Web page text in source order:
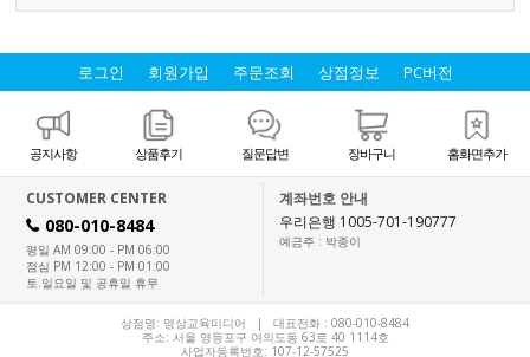
로그인 회원가입 주문조회 상점정보 PC버전
공지사항 상품후기 질문답변 장바구니 홈화면추가
CUSTOMER CENTER
H 080-010-8484
평일 AM 09:00 - PM 06:00
점심 PM 12:00 - PM 01:00
토.일요일 및 공휴일 휴무
계좌번호 안내
우리은행 1005-701-190777
예금주 : 박종이
상점명: 영상교육미디어 | 대표전화 : 080-010-8484
주소: 서울 영등포구 여의도동 63로 40 1114호
사업자등록번호: 107-12-57525